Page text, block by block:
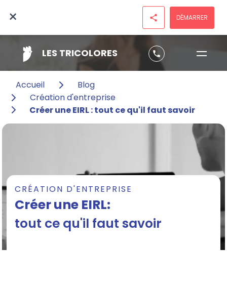
LES TRICOLORES phone
× share DÉMARRER
Accueil
Blog
Création d'entreprise
Créer une EIRL : tout ce qu'il faut savoir
CRÉATION D'ENTREPRISE
Créer une EIRL:
tout ce qu'il faut savoir